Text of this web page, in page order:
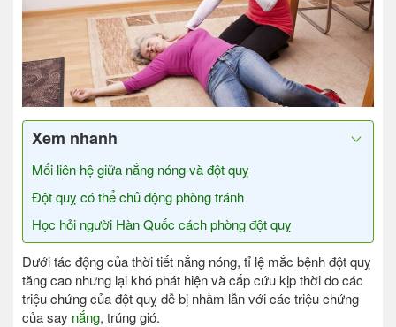
Xem nhanh
Mối liên hệ giữa nắng nóng và đột quỵ
Đột quỵ có thể chủ động phòng tránh
Học hỏi người Hàn Quốc cách phòng đột quỵ
Dưới tác động của thời tiết nắng nóng, tỉ lệ mắc bệnh đột quỵ
tăng cao nhưng lại khó phát hiện và cấp cứu kịp thời do các
triệu chứng của đột quỵ dễ bị nhầm lẫn với các triệu chứng
của say nắng, trúng gió.